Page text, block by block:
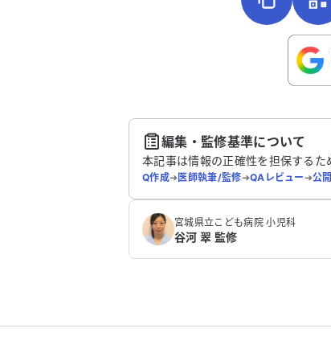
投薬が適切かどうか悩んでいます。
査では30点中20点という結果でし
のように対処すれば良いか、アドバ
いただけると助かります。よろしく
こちらは送信専用のフォームです
編集・監修基準について
本記事は情報の正確性を担保するた
Q作成➔医師執筆/監修➔QAレビュー➔公開
宮城県立こども病院 小児科
谷河 翠 監修